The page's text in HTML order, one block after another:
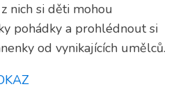
nich si děti mohou
pohádky a prohlédnout si
od vynikajících umělců.